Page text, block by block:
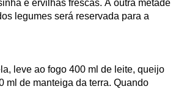
e ervilhas frescas. A outra metade
legumes será reservada para a
leve ao fogo 400 ml de leite, queijo
ml de manteiga da terra. Quando